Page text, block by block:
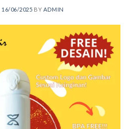
16/06/2025 BY ADMIN